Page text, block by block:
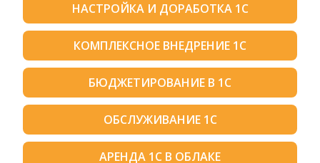
НАСТРОЙКА И ДОРАБОТКА 1С
КОМПЛЕКСНОЕ ВНЕДРЕНИЕ 1С
БЮДЖЕТИРОВАНИЕ В 1С
ОБСЛУЖИВАНИЕ 1С
АРЕНДА 1С В ОБЛАКЕ